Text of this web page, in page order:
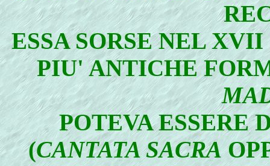
ESSA SORSE NEL
PIU' ANTICHE
POTEVA ESSERE
(CANTATA SACRA